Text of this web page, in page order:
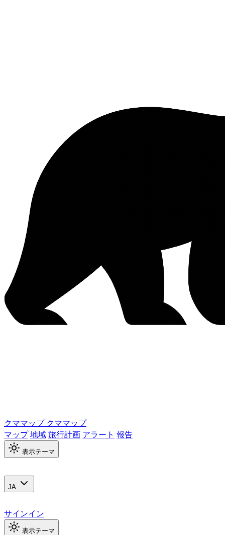
クママップ クママップ
マップ地域旅行計画 アラート 報告
表示テーマ
JA
サインイン
表示テーマ